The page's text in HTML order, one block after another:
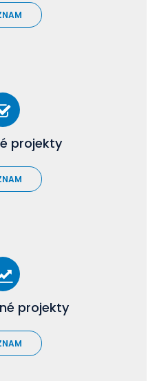
projekty
projekty